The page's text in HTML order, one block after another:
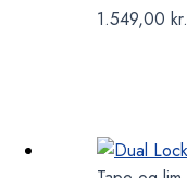
1.549,00 kr.